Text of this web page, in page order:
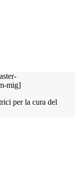
per la cura del